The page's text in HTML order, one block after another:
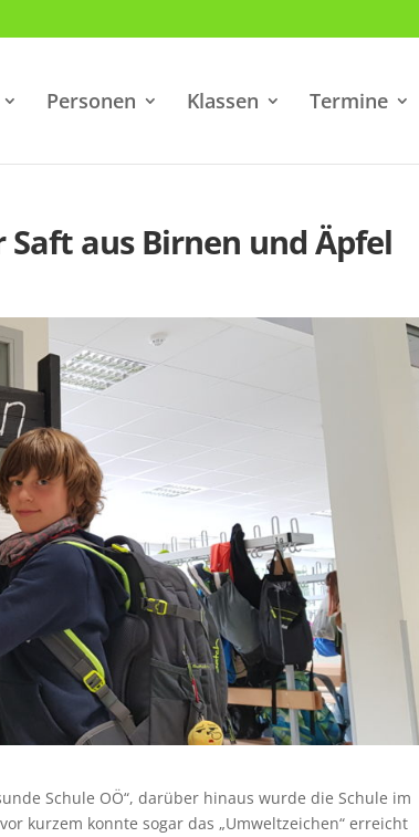
Personen Klassen Termine
Saft aus Birnen und Äpfel
Schule OÖ“, darüber hinaus wurde die Schule im
kurzem konnte sogar das „Umweltzeichen“ erreicht